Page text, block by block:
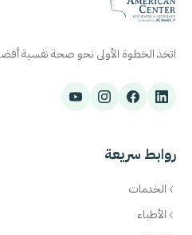
اتخذ الخطوة الأولى نحو صحة نفسية
روابط سريعة
الخدمات
الأطباء